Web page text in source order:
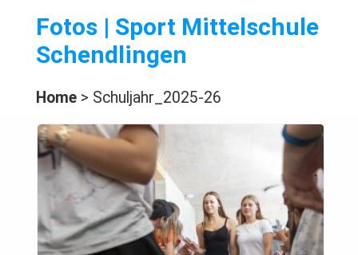
Fotos | Sport Mittelschule
Schendlingen
Home> Schuljahr_2025-26